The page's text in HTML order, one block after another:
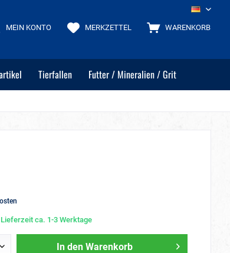
DE
WARENKORB
MERKZETTEL
MEIN KONTO
Tierfallen Futter / Mineralien / Grit
ca. 1-3 Werktage
In den Warenkorb